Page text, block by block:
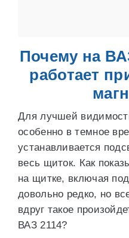
Почему на
работает
Для лучшей
особенно в темное
устанавливается
весь щиток. Как
на щитке, включая
довольно редко, но
вдруг такое
ВАЗ 2114?